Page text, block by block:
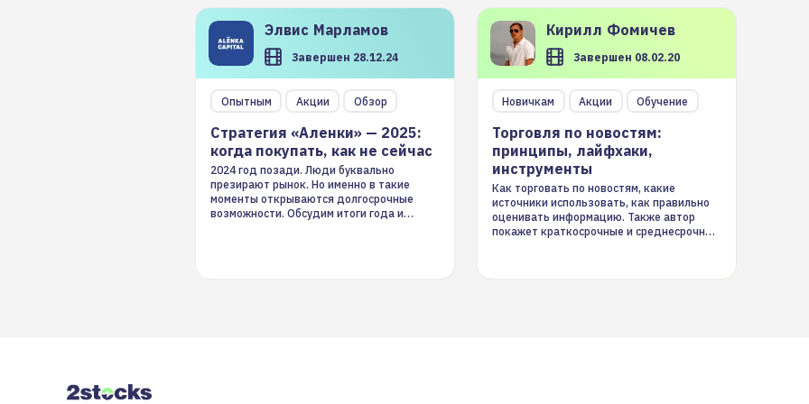
Элвис Марламов
Завершен 28.12.24
Опытным Акции Обзор
Стратегия «Аленки» — 2025:
когда покупать, как не сейчас
2024 год позади. Люди буквально
презирают рынок. Но именно в такие
моменты открываются долгосрочные
возможности. Обсудим итоги года и
Кирилл Фомичев
Завершен 08.02.20
Новичкам Акции Обучение
Торговля по новостям:
принципы, лайфхаки,
инструменты
Как торговать по новостям, какие
источники использовать, как правильно
оценивать информацию. Также автор
покажет краткосрочные и среднесрочные